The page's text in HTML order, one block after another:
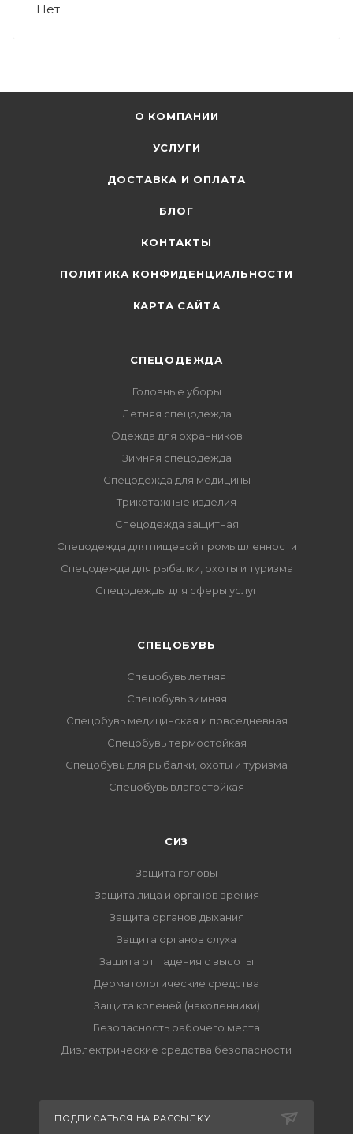
Нет
О КОМПАНИИ
УСЛУГИ
ДОСТАВКА И ОПЛАТА
БЛОГ
КОНТАКТЫ
ПОЛИТИКА КОНФИДЕНЦИАЛЬНОСТИ
КАРТА САЙТА
СПЕЦОДЕЖДА
Головные уборы
Летняя спецодежда
Одежда для охранников
Зимняя спецодежда
Спецодежда для медицины
Трикотажные изделия
Спецодежда защитная
Спецодежда для пищевой промышленности
Спецодежда для рыбалки, охоты и туризма
Спецодежды для сферы услуг
CПЕЦОБУВЬ
Спецобувь летняя
Спецобувь зимняя
Спецобувь медицинская и повседневная
Спецобувь термостойкая
Спецобувь для рыбалки, охоты и туризма
Спецобувь влагостойкая
СИЗ
Защита головы
Защита лица и органов зрения
Защита органов дыхания
Защита органов слуха
Защита от падения с высоты
Дерматологические средства
Защита коленей (наколенники)
Безопасность рабочего места
Диэлектрические средства безопасности
ПОДПИСАТЬСЯ НА РАССЫЛКУ